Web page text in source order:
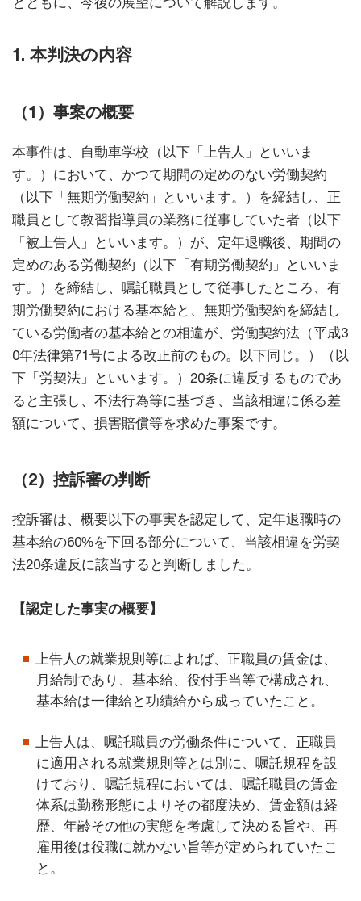
1. 本判決の内容
（1）事案の概要
本事件は、自動車学校（以下「上告人」といいま
す。）において、かつて期間の定めのない労働契約
（以下「無期労働契約」といいます。）を締結し、正
職員として教習指導員の業務に従事していた者（以下
「被上告人」といいます。）が、定年退職後、期間の
定めのある労働契約（以下「有期労働契約」といいま
す。）を締結し、嘱託職員として従事したところ、有
期労働契約における基本給と、無期労働契約を締結し
ている労働者の基本給との相違が、労働契約法（平成3
0年法律第71号による改正前のもの。以下同じ。）（以
下「労契法」といいます。）20条に違反するものであ
ると主張し、不法行為等に基づき、当該相違に係る差
額について、損害賠償等を求めた事案です。
（2）控訴審の判断
控訴審は、概要以下の事実を認定して、定年退職時の
基本給の60%を下回る部分について、当該相違を労契
法20条違反に該当すると判断しました。
【認定した事実の概要】
上告人の就業規則等によれば、正職員の賃金は、
月給制であり、基本給、役付手当等で構成され、
基本給は一律給と功績給から成っていたこと。
上告人は、嘱託職員の労働条件について、正職員
に適用される就業規則等とは別に、嘱託規程を設
けており、嘱託規程においては、嘱託職員の賃金
体系は勤務形態によりその都度決め、賃金額は経
歴、年齢その他の実態を考慮して決める旨や、再
雇用後は役職に就かない旨等が定められていたこ
と。